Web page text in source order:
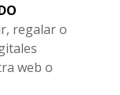
regalar o
web o